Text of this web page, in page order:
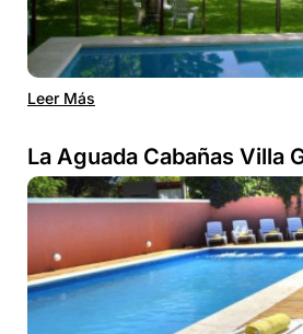
Leer Más
La Aguada Cabañas Villa